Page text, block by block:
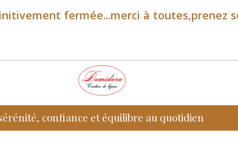
fermée...merci à toutes,prenez
confiance et équilibre au quotidien